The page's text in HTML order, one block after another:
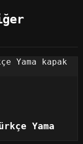
Yama